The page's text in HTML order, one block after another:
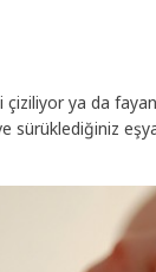
ya da